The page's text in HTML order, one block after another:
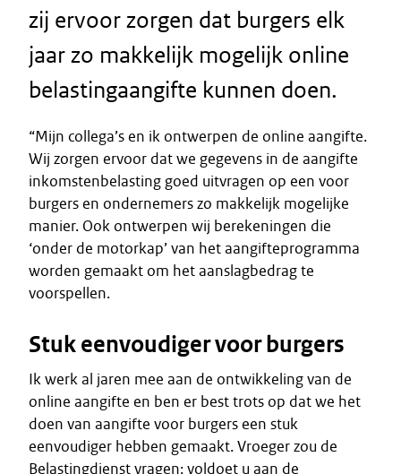
zij ervoor zorgen dat burgers elk
jaar zo makkelijk mogelijk online
belastingaangifte kunnen doen.
“Mijn collega’s en ik ontwerpen de online aangifte.
Wij zorgen ervoor dat we gegevens in de aangifte
inkomstenbelasting goed uitvragen op een voor
burgers en ondernemers zo makkelijk mogelijke
manier. Ook ontwerpen wij berekeningen die
‘onder de motorkap’ van het aangifteprogramma
worden gemaakt om het aanslagbedrag te
voorspellen.
Stuk eenvoudiger voor burgers
Ik werk al jaren mee aan de ontwikkeling van de
online aangifte en ben er best trots op dat we het
doen van aangifte voor burgers een stuk
eenvoudiger hebben gemaakt. Vroeger zou de
Belastingdienst vragen: voldoet u aan de